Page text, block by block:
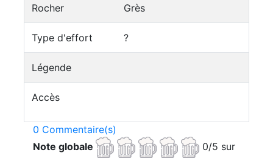
Rocher Grès
Type d'effort ?
Légende
Accès
0 Commentaire(s)
Note globale
0/5 sur